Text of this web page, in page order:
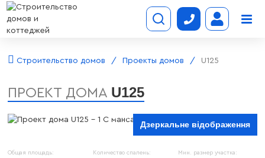
Строительство домов Проекты домов U125
ПРОЕКТ ДОМА U125
Дзеркальне відображення
Общая площадь: Количество спалень: Мин. размер участка: